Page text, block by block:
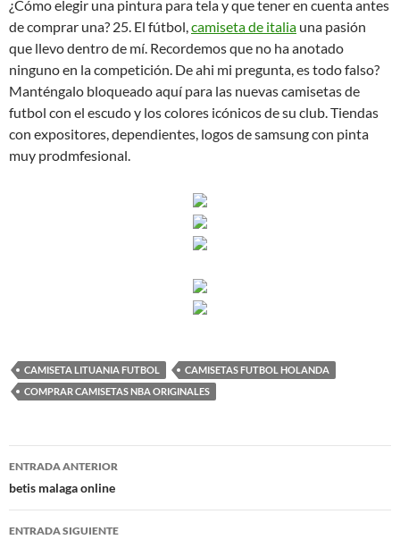
¿Cómo elegir una pintura para tela y que tener en cuenta antes
de comprar una? 25. El fútbol,camiseta de italia una pasión
que llevo dentro de mí. Recordemos que no ha anotado
ninguno en la competición. De ahi mi pregunta, es todo falso?
Manténgalo bloqueado aquí para las nuevas camisetas de
futbol con el escudo y los colores icónicos de su club. Tiendas
con expositores, dependientes, logos de samsung con pinta
muy prodmfesional.
CAMISETA LITUANIA FUTBOL
CAMISETAS FUTBOL HOLANDA
COMPRAR CAMISETAS NBA ORIGINALES
Navegación
de
entradas
ENTRADA ANTERIOR
betis malaga online
ENTRADA SIGUIENTE